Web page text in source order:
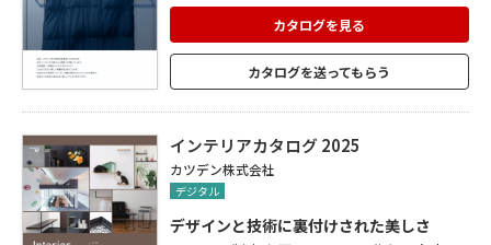
カタログを見る
カタログを送ってもらう
インテリアカタログ 2025
カツデン株式会社
デジタル
デザインと技術に裏付けされた美しさ